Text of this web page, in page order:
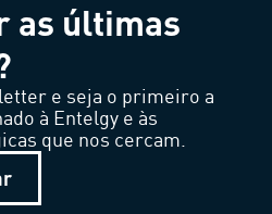
as últimas
e seja o primeiro a
à Entelgy e às
que nos cercam.